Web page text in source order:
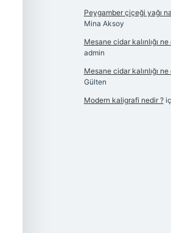
Peygamber çiçeği yağı
Mina Aksoy
Mesane cidar kalınlığı
admin
Mesane cidar kalınlığı
Gülten
Modern kaligrafi nedir ?